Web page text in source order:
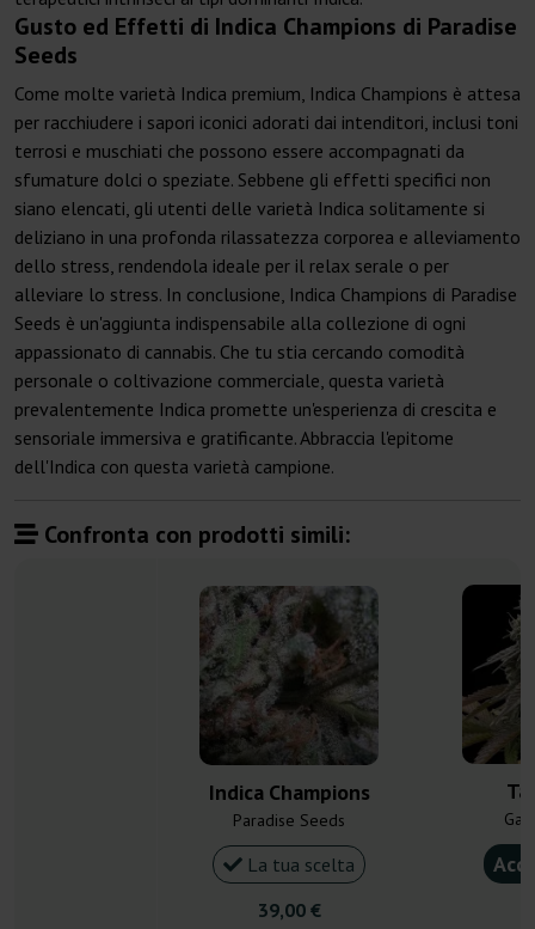
Gusto ed Effetti di Indica Champions di Paradise
Seeds
Come molte varietà Indica premium, Indica Champions è attesa
per racchiudere i sapori iconici adorati dai intenditori, inclusi toni
terrosi e muschiati che possono essere accompagnati da
sfumature dolci o speziate. Sebbene gli effetti specifici non
siano elencati, gli utenti delle varietà Indica solitamente si
deliziano in una profonda rilassatezza corporea e alleviamento
dello stress, rendendola ideale per il relax serale o per
alleviare lo stress. In conclusione, Indica Champions di Paradise
Seeds è un'aggiunta indispensabile alla collezione di ogni
appassionato di cannabis. Che tu stia cercando comodità
personale o coltivazione commerciale, questa varietà
prevalentemente Indica promette un'esperienza di crescita e
sensoriale immersiva e gratificante. Abbraccia l'epitome
dell'Indica con questa varietà campione.
Confronta con prodotti simili:
Indica Champions
Paradise Seeds
La tua scelta
39,00 €